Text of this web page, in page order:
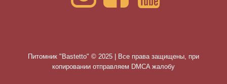
Питомник "Bastetto" © 2025 | Все права защищены, при
копировании отправляем DMCA жалобу